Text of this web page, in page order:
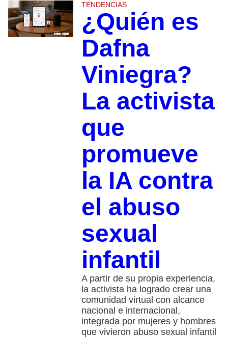
TENDENCIAS
¿Quién es
Dafna
Viniegra?
La activista
que
promueve
la IA contra
el abuso
sexual
infantil
A partir de su propia experiencia,
la activista ha logrado crear una
comunidad virtual con alcance
nacional e internacional,
integrada por mujeres y hombres
que vivieron abuso sexual infantil